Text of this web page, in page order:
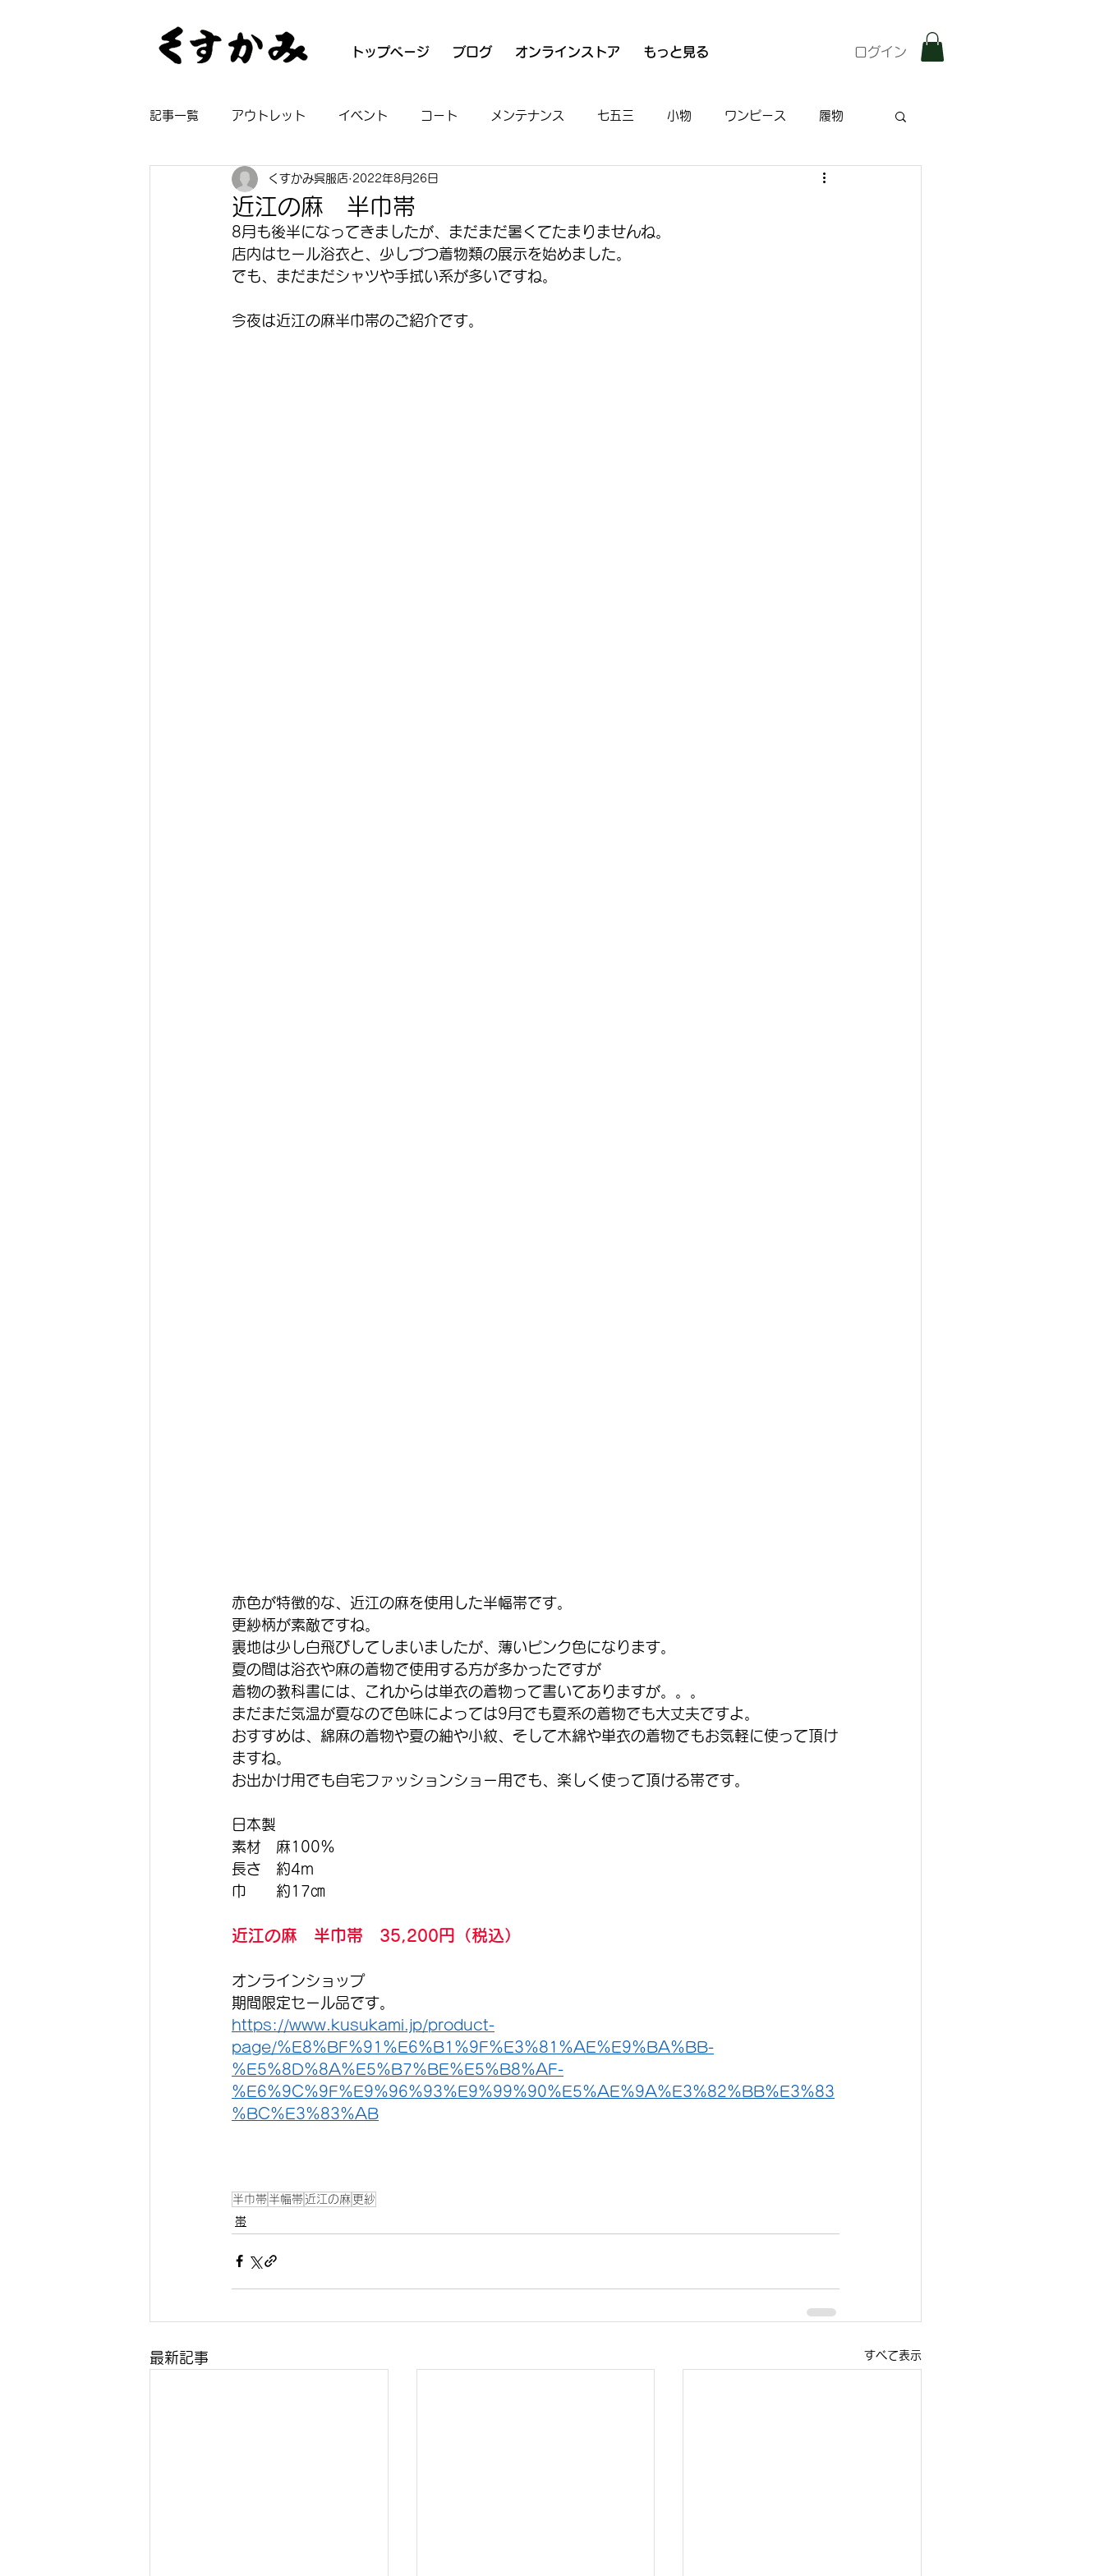
トップページ ブログ オンラインストア もっと見る ログイン
記事一覧 アウトレット イベント コート メンテナンス 七五三 小物 ワンピース 履物
着物 長襦袢 浴衣 魚河岸シャツ 特集記事
近江の麻 半巾帯
くすかみ呉服店 2022年8月26日
8月も後半になってきましたが、まだまだ暑くてたまりませんね。
店内はセール浴衣と、少しづつ着物類の展示を始めました。
でも、まだまだシャツや手拭い系が多いですね。
今夜は近江の麻半巾帯のご紹介です。
赤色が特徴的な、近江の麻を使用した半幅帯です。
更紗柄が素敵ですね。
裏地は少し白飛びしてしまいましたが、薄いピンク色になります。
夏の間は浴衣や麻の着物で使用する方が多かったですが
着物の教科書には、これからは単衣の着物って書いてありますが。。。
まだまだ気温が夏なので色味によっては9月でも夏系の着物でも大丈夫ですよ。
おすすめは、綿麻の着物や夏の紬や小紋、そして木綿や単衣の着物でもお気軽に使って頂け
ますね。
お出かけ用でも自宅ファッションショー用でも、楽しく使って頂ける帯です。
日本製
素材　麻100％
長さ　約4m
巾　　約17㎝
近江の麻　半巾帯　35,200円（税込）
オンラインショップ
期間限定セール品です。
https://www.kusukami.jp/product-
page/%E8%BF%91%E6%B1%9F%E3%81%AE%E9%BA%BB-
%E5%8D%8A%E5%B7%BE%E5%B8%AF-
%E6%9C%9F%E9%96%93%E9%99%90%E5%AE%9A%E3%82%BB%E3%83
%BC%E3%83%AB
半巾帯 半幅帯 近江の麻 更紗
帯
最新記事 すべて表示